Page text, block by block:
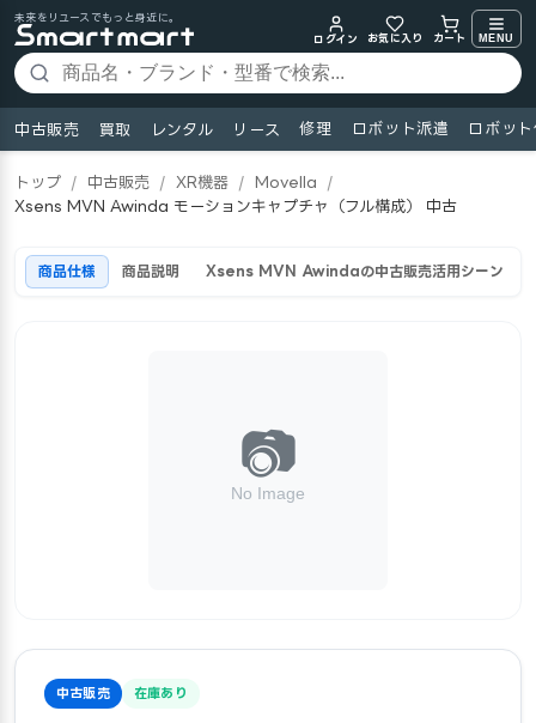
未来をリユースでもっと身近に。
ログイン
お気に入り カート MENU
中古販売 買取 レンタル リース 修理 ロボット派遣 ロボッ
トップ / 中古販売 / XR機器 / Movella
/
Xsens MVN Awinda モーションキャプチャ（フル構成） 中古
商品仕様 商品説明 Xsens MVN Awindaの中古販売活用シーン
中古販売 在庫あり